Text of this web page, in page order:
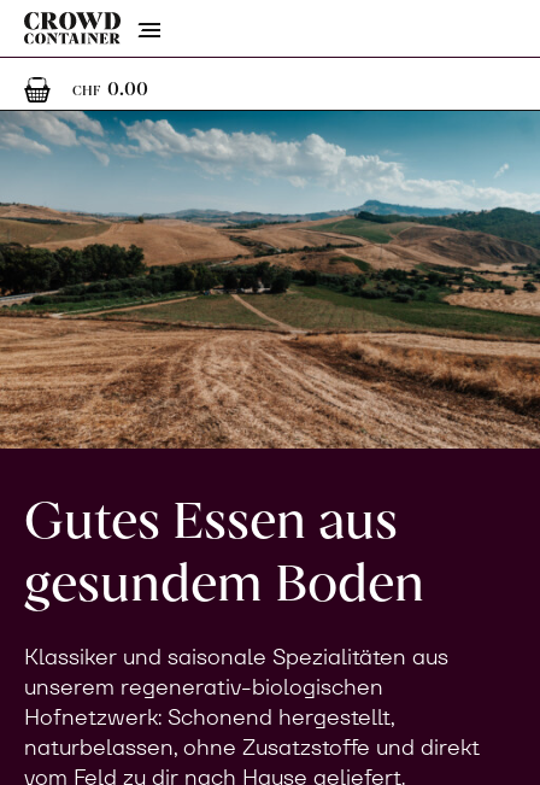
Menu
CHF 0.000 Artikel im Warenkorb
Gutes Essen aus
gesundem Boden
Klassiker und saisonale Spezialitäten aus
unserem regenerativ-biologischen
Hofnetzwerk: Schonend hergestellt,
naturbelassen, ohne Zusatzstoffe und direkt
vom Feld zu dir nach Hause geliefert.